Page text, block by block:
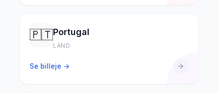
🇵🇹Portugal
LAND
Se billeje →